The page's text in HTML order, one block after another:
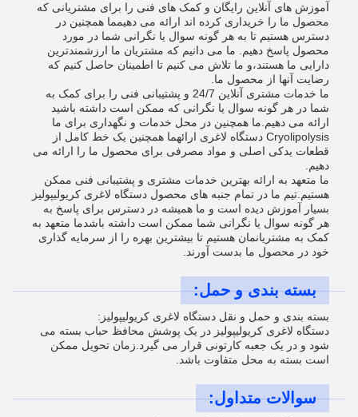
آموزش های آنلاین رایگان و کمک های فنی را برای مشتریانی که
محصول ما را خریداری کرده اند ارائه می دهیمما همچنین در
دسترس هستیم تا به هر گونه سوال یا نگرانی شما در مورد
محصول پاسخ دهیم. ما می دانیم که مشتریان ما ارزشمندترین
دارایی ما هستند،و ما تلاش می کنیم تا اطمینان حاصل کنیم که
رضایت آنها از محصول ما.
ما خدمات مشتری آنلاین 24/7 و پشتیبانی فنی را برای کمک به
شما در هر گونه سوال یا نگرانی که ممکن است داشته باشید
ارائه می دهیم.ما همچنین در محل خدمات و نگهداری برای ما
Cryolipolysis دستگاه لاغری ارائهما همچنین یک خط کامل از
قطعات یدکی اصلی و مواد مصرفی برای محصول ما را ارائه می
دهیم.
ما متعهد به ارائه بهترین خدمات مشتری و پشتیبانی فنی ممکن
هستیم.تیم ما در تمام جنبه های محصول دستگاه لاغری کریولیپولیز
بسیار آموزش دیده است و ما همیشه در دسترس برای پاسخ به
هر گونه سوال یا نگرانی شما ممکن است داشته باشدما متعهد به
کمک به مشتریانمان هستیم تا بیشترین بهره را از سرمایه گذاری
خود در محصول ما بدست آورند.
بسته بندی و حمل:
بسته بندی و حمل و نقل دستگاه لاغری کریولیپولیز:
دستگاه لاغری کریولیپولیز در یک پوشش محافظ حباب بسته می
شود و در یک جعبه کارتونی قرار می گیرد.زمان تحویل ممکن
است بسته به محل متفاوت باشد.
سوالات متداول: